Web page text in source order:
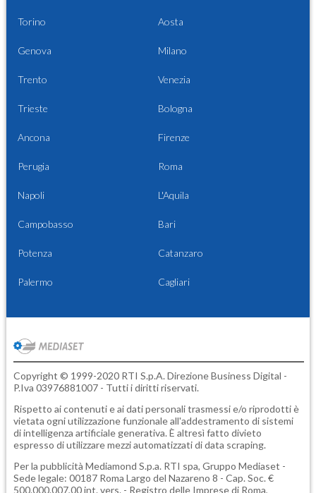
Torino Aosta
Genova Milano
Trento Venezia
Trieste Bologna
Ancona Firenze
Perugia Roma
Napoli L'Aquila
Campobasso Bari
Potenza Catanzaro
Palermo Cagliari
Copyright © 1999-2020 RTI S.p.A. Direzione Business Digital -
P.Iva 03976881007 - Tutti i diritti riservati.
Rispetto ai contenuti e ai dati personali trasmessi e/o riprodotti è
vietata ogni utilizzazione funzionale all'addestramento di sistemi
di intelligenza artificiale generativa. È altresì fatto divieto
espresso di utilizzare mezzi automatizzati di data scraping.
Per la pubblicità Mediamond S.p.a. RTI spa, Gruppo Mediaset -
Sede legale: 00187 Roma Largo del Nazareno 8 - Cap. Soc. €
500.000.007,00 int. vers. - Registro delle Imprese di Roma,